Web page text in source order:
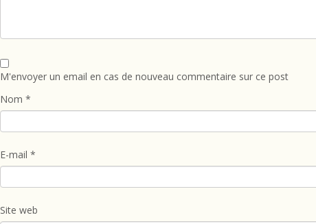
M'envoyer un email en cas de nouveau commentaire sur ce post
Nom *
E-mail *
Site web